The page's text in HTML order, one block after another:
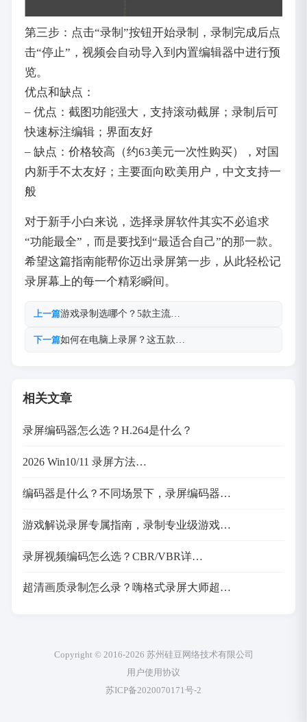
第三步：点击“录制”按钮开始录制，录制完成后点
击“停止”，视频会自动导入到内置编辑器中进行预
览。
优点和缺点：
– 优点：截图功能强大，支持滚动截屏；录制后可
快速标注编辑；界面友好
– 缺点：价格较高（约63美元一次性购买），对国
内新手不太友好；主要面向欧美用户，中文支持一
般
对于新手小白来说，选择录屏软件其实不必追求
“功能最全”，而是要找到“最适合自己”的那一款。
希望这篇指南能帮你迈出录屏第一步，从此轻松记
录屏幕上的每一个精彩瞬间。
上一篇游戏录制选哪个？5款主流…
下一篇如何在电脑上录屏？这五款…
相关文章
录屏编码器怎么选？H.264是什么？
2026 Win10/11 录屏方法…
编码器是什么？不同场景下，录屏编码器…
游戏解说录屏专属指南，录制专业级游戏…
录屏视频编码怎么选？CBR/VBR详…
超清画质录制怎么录？嗨格式录屏大师超…
Copyright © 2016-2026 苏州硅豆网络技术有限公司
用户使用协议
苏ICP备2020070171号-2